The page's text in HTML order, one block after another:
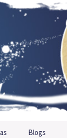
Blogs